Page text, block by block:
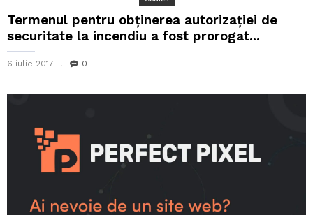
Termenul pentru obținerea autorizației de
securitate la incendiu a fost prorogat...
6 iulie 2017 0